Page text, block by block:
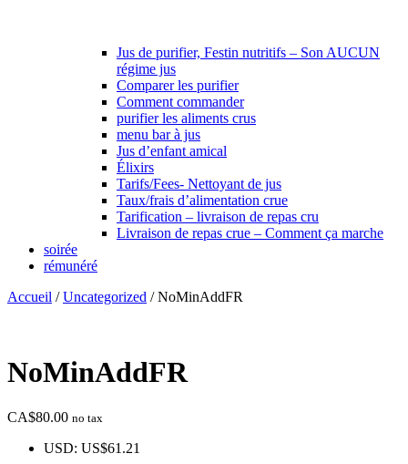
Jus de purifier, Festin nutritifs – Son AUCUN
régime jus
Comparer les purifier
Comment commander
purifier les aliments crus
menu bar à jus
Jus d’enfant amical
Élixirs
Tarifs/Fees- Nettoyant de jus
Taux/frais d’alimentation crue
Tarification – livraison de repas cru
Livraison de repas crue – Comment ça marche
soirée
rémunéré
Accueil /Uncategorized / NoMinAddFR
NoMinAddFR
CA$80.00 no tax
USD: US$61.21